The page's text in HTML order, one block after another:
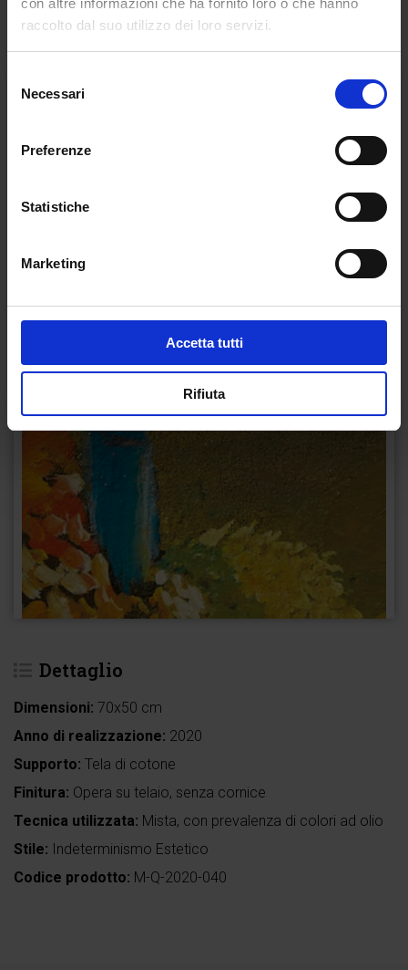
con altre informazioni che ha fornito loro o che hanno
raccolto dal suo utilizzo dei loro servizi.
delNecessari
Preferenze
Statistiche
Marketing
Accetta tutti
Rifiuta
Dettaglio
Dimensioni: 70x50 cm
Anno di realizzazione: 2020
Supporto: Tela di cotone
Finitura: Opera su telaio, senza cornice
Tecnica utilizzata: Mista, con prevalenza di colori ad olio
Stile: Indeterminismo Estetico
Codice prodotto: M-Q-2020-040